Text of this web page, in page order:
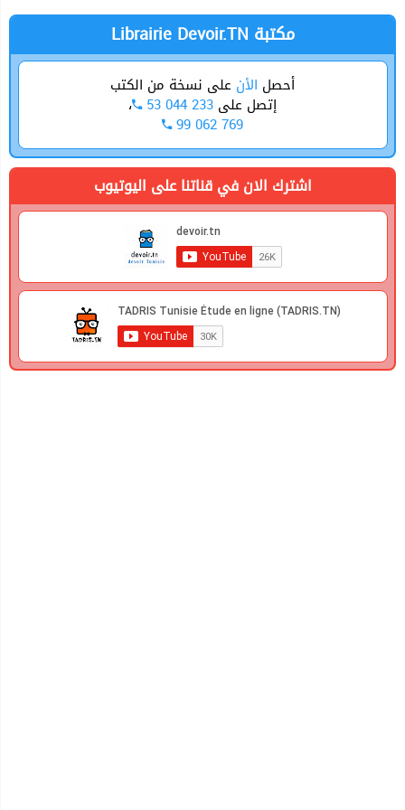
Librairie Devoir.TN مكتبة
أحصل الأن على نسخة من الكتب
إتصل على 53 044 233 ،
99 062 769
اشترك الان في قناتنا على اليوتيوب